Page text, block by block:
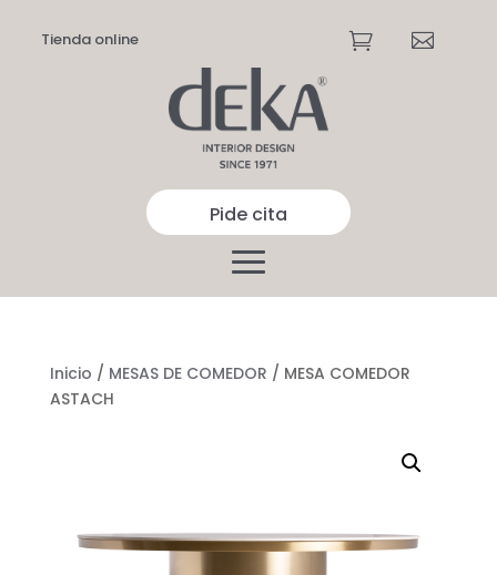
Tienda online  
Pide cita
Inicio / MESAS DE COMEDOR / MESA COMEDOR
ASTACH